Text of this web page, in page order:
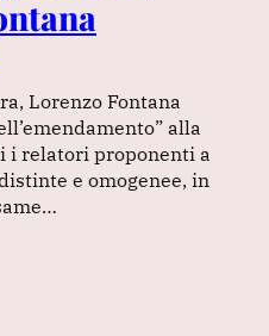
Lorenzo Fontana
alla
i relatori proponenti a
e omogenee, in